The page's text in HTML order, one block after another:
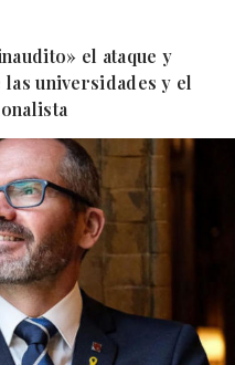
el ataque y
universidades y el